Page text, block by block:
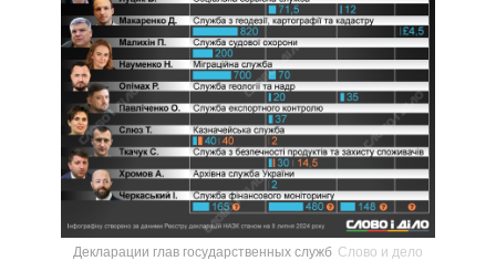
Декларации глав государственных служб Слово и дело